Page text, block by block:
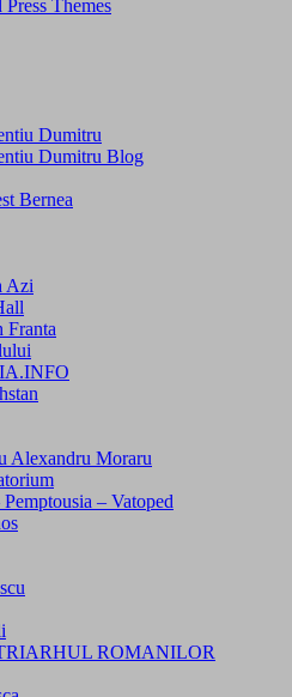
Themes
Dumitru
Dumitru Blog
Bernea
Azi
Franta
Alexandru Moraru
– Vatoped
ROMANILOR